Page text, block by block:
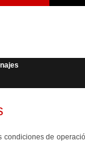
condiciones de